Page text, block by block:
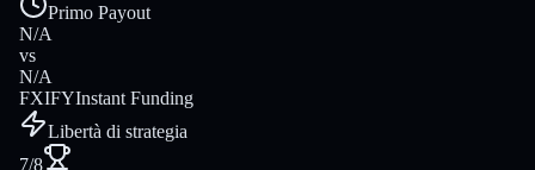
Primo Payout
N/A
vs
N/A
FXIFYInstant Funding
Libertà di strategia
7/8